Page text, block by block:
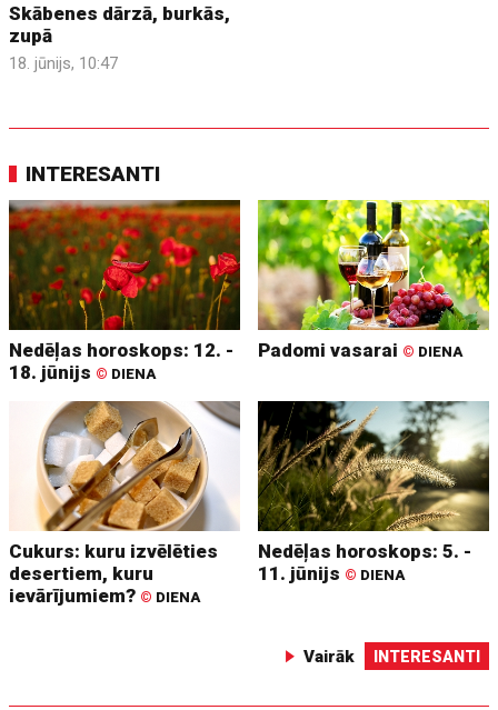
Skābenes dārzā, burkās,
zupā
18. jūnijs, 10:47
INTERESANTI
Nedēļas horoskops: 12. -
18. jūnijs © DIENA
Padomi vasarai © DIENA
Cukurs: kuru izvēlēties
desertiem, kuru
ievārījumiem? © DIENA
Nedēļas horoskops: 5. -
11. jūnijs © DIENA
Vairāk INTERESANTI